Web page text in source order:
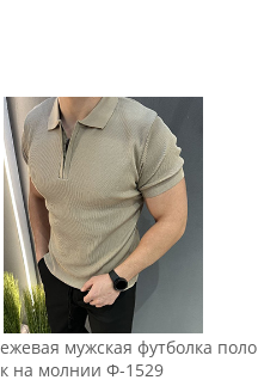
мужская футболка поло
на молнии Ф-1529